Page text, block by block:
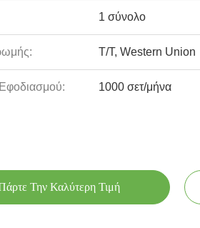
1 σύνολο
T/T, Western Union
Εφοδιασμού: 1000 σετ/μήνα
Την Καλύτερη Τιμή